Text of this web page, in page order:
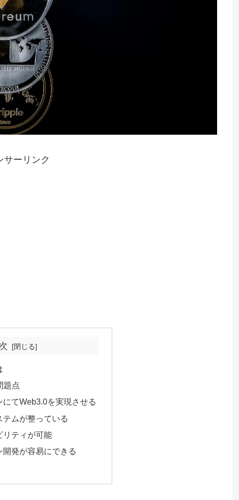
サーリンク
題点
てWeb3.0を実現させる
ムが整っている
リティが可能
発が容易にできる